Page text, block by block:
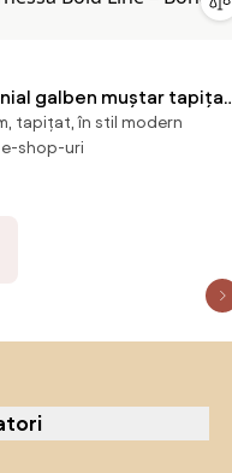
galben muștar tapițat
cu somieră
Bold Line – Bonami
tapițat, în stil modern
e-shop-uri